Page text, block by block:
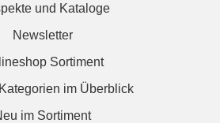
und Kataloge
Newsletter
Sortiment
im Überblick
im Sortiment